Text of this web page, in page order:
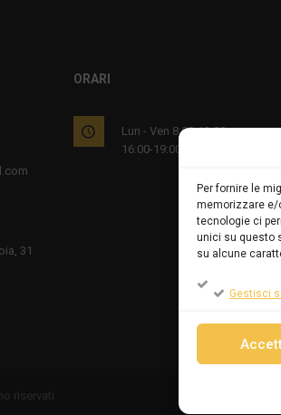
Per fornire le
memorizzare e/
tecnologie ci
unici su questo
su alcune
Gestisci
31
ORARI
Lun - Ven 8:00-12:00
16:00-19:00
riservati